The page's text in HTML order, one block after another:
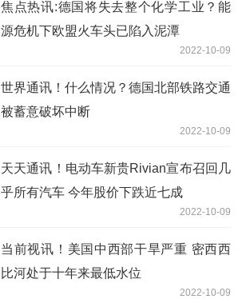
焦点热讯:德国将失去整个化学工业？能
源危机下欧盟火车头已陷入泥潭
2022-10-09
世界通讯！什么情况？德国北部铁路交通
被蓄意破坏中断
2022-10-09
天天通讯！电动车新贵Rivian宣布召回几
乎所有汽车 今年股价下跌近七成
2022-10-09
当前视讯！美国中西部干旱严重 密西西
比河处于十年来最低水位
2022-10-09